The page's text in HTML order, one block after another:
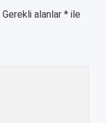
Gerekli alanlar * ile